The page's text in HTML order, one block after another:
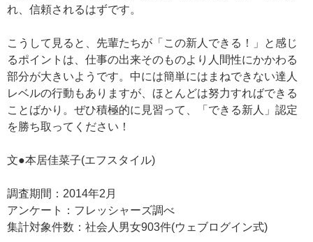
れ、信頼されるはずです。
こうして見ると、先輩たちが「この新人できる！」と感じ
るポイントは、仕事の出来そのものより人間性にかかわる
部分が大きいようです。中には簡単にはまねできない達人
レベルの行動もありますが、ほとんどは努力すればできる
ことばかり。ぜひ積極的に見習って、「できる新人」認定
を勝ち取ってください！
文●本居佳菜子(エフスタイル)
調査期間：2014年2月
アンケート：フレッシャーズ調べ
集計対象件数：社会人男女903件(ウェブログイン式)